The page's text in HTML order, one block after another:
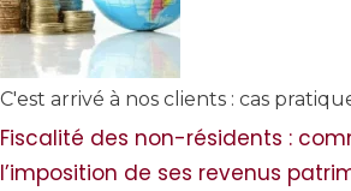
C'est arrivé à nos clients : cas
Fiscalité des non-résidents :
l’imposition de ses revenus